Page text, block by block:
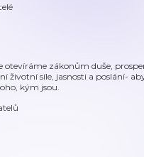
otevíráme zákonům duše,
životní síle, jasnosti a poslání-
kým jsou.